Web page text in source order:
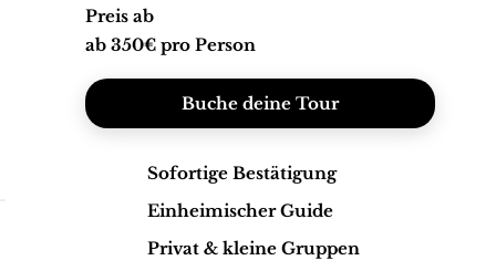
Preis ab
ab 350€ pro Person
Buche deine Tour
Sofortige Bestätigung
Einheimischer Guide
Privat & kleine Gruppen